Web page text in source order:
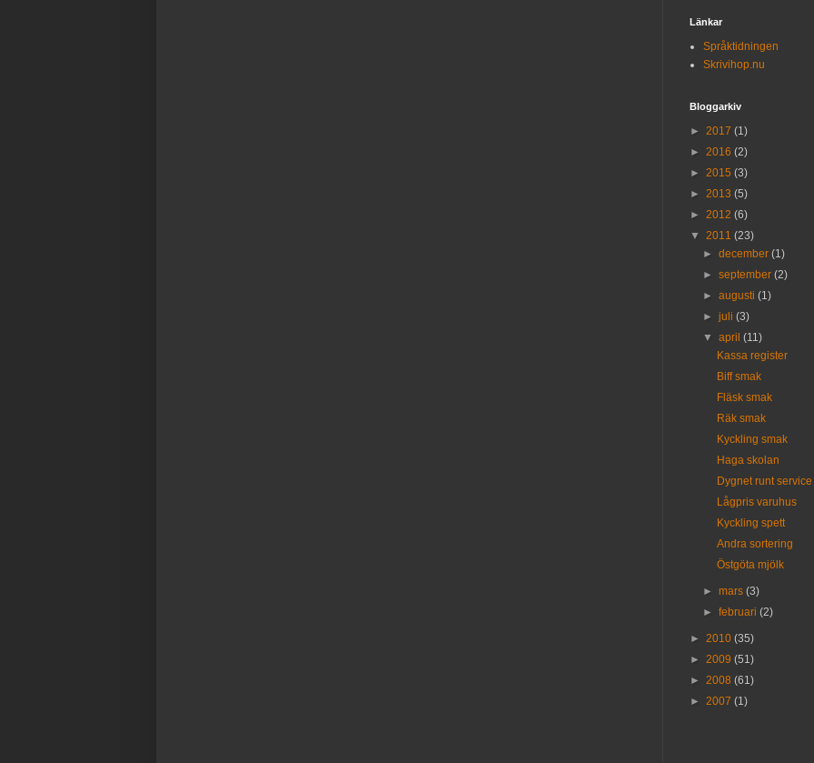
Länkar
Språktidningen
Skrivihop.nu
Bloggarkiv
► 2017 (1)
► 2016 (2)
► 2015 (3)
► 2013 (5)
► 2012 (6)
▼ 2011 (23)
►december(1)
►september(2)
►augusti(1)
►juli(3)
▼april(11)
Kassa register
Biff smak
Fläsk smak
Räk smak
Kyckling smak
Haga skolan
Dygnet runt service
Lågpris varuhus
Kyckling spett
Andra sortering
Östgöta mjölk
►mars(3)
►februari(2)
► 2010 (35)
► 2009 (51)
► 2008 (61)
► 2007 (1)